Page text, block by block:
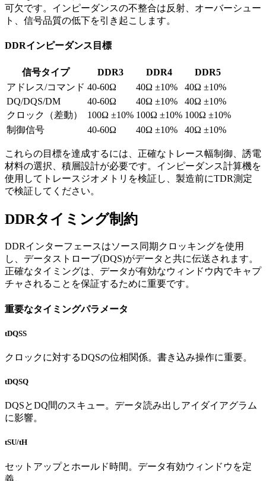
可欠です。インピーダンスの不整合は反射、オーバーシュー
ト、信号品質の低下を引き起こします。
DDRインピーダンス目標
信号タイプ DDR3 DDR4
DDR5
アドレス/コマンド 40-60Ω 40Ω ±10%
40Ω ±10%
DQ/DQS/DM
40-60Ω 40Ω ±10%
40Ω ±10%
クロック（差動）
100Ω ±10% 100Ω ±10% 100Ω ±10%
制御信号
40-60Ω 40Ω ±10% 40Ω ±10%
これらの目標を達成するには、正確なトレース幅制御、誘電
材料の選択、積層設計が必要です。インピーダンス計算機を
使用してトレースジオメトリを検証し、製造前にTDR測定
で検証してください。
DDRタイミング制約
DDRインターフェースはソース同期クロッキングを使用
し、データストローブ(DQS)がデータと共に伝送されます。
正確なタイミングは、データが有効なウィンドウ内でキャプ
チャされることを保証するために重要です。
重要なタイミングパラメータ
tDQSS
クロックに対するDQSの位相関係。書き込み操作に重要。
tDQSQ
DQSとDQ間のスキュー。データ読み出しアイダイアグラム
に影響。
tSU/tH
セットアップとホールド時間。データ有効ウィンドウを定
義。